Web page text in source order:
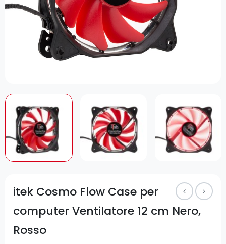
itek Cosmo Flow Case per
computer Ventilatore 12 cm Nero,
Rosso